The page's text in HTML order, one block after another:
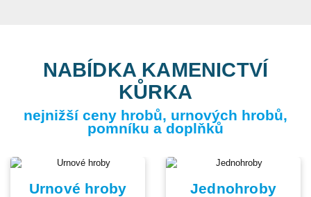
NABÍDKA KAMENICTVÍ
KŮRKA
nejnižší ceny hrobů, urnových hrobů,
pomníku a doplňků
Urnové hroby Jednohroby